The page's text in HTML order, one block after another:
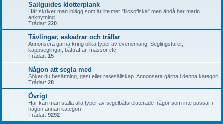
Sailguides klotterplank
Här skriver man inlägg som är lite mer "filosofiska" men ändå har marin
anknytning.
Trådar: 220
Tävlingar, eskadrar och träffar
Annonsera gärna kring olika typer av evenemang. Seglingsturer,
kappseglingar, båtträffar, mässor etc
Trådar: 15
Någon att segla med
Söker du besättning, gast eller resesällskap. Annonsera gärna i denna kategori
Trådar: 28
Övrigt
Här kan man ställa alla typer av segelbåtsrelaterade frågor som inte passar i
någon annan kategori
Trådar: 9292